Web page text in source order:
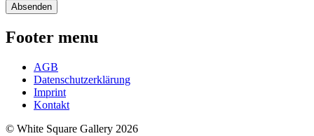
Footer menu
AGB
Datenschutzerklärung
Imprint
Kontakt
© White Square Gallery 2026